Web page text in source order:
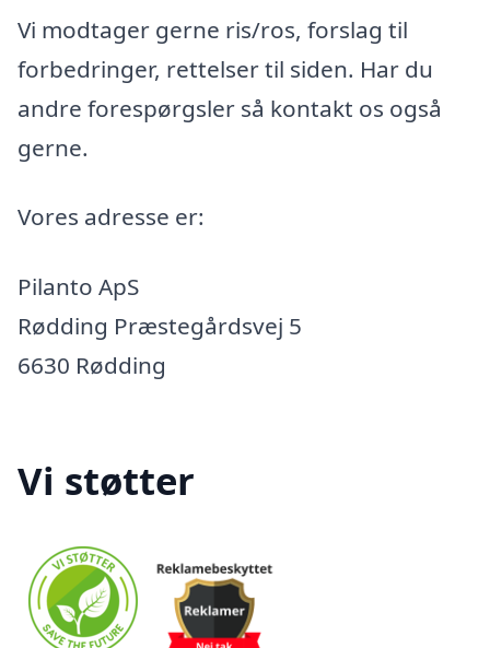
Vi modtager gerne ris/ros, forslag til
forbedringer, rettelser til siden. Har du
andre forespørgsler så kontakt os også
gerne.
Vores adresse er:
Pilanto ApS
Rødding Præstegårdsvej 5
6630 Rødding
Vi støtter